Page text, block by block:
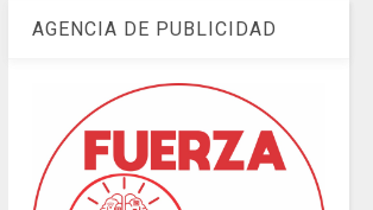
AGENCIA DE PUBLICIDAD